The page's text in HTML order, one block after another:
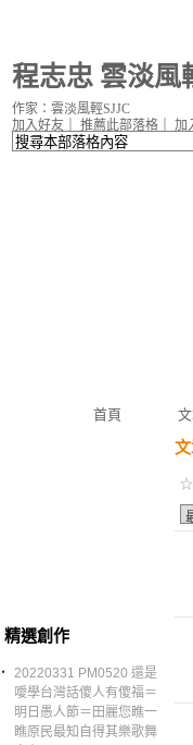
程志忠 雲淡風
首頁
加入好友 推薦此部落格 加
作家：雲淡風輕SJJC
精選創作
‧ 20220331 PM0520 還是
噯學台灣話傻人有傻福＝
明日愚人節＝田麗您瞧一
瞧原民最知自得其樂歌舞
☆